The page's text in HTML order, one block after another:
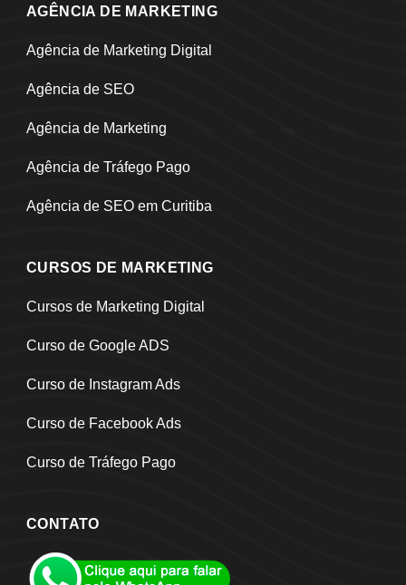
AGÊNCIA DE MARKETING
Agência de Marketing Digital
Agência de SEO
Agência de Marketing
Agência de Tráfego Pago
Agência de SEO em Curitiba
CURSOS DE MARKETING
Cursos de Marketing Digital
Curso de Google ADS
Curso de Instagram Ads
Curso de Facebook Ads
Curso de Tráfego Pago
CONTATO